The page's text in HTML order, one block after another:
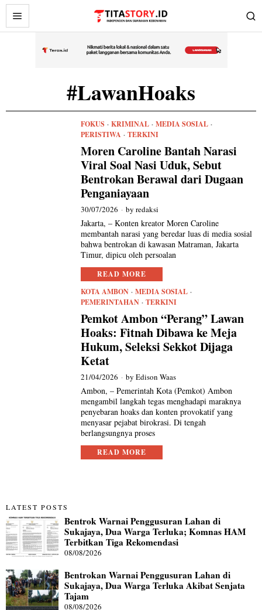
#LawanHoaks
FOKUS · KRIMINAL · MEDIA SOSIAL ·
PERISTIWA · TERKINI
Moren Caroline Bantah Narasi
Viral Soal Nasi Uduk, Sebut
Bentrokan Berawal dari Dugaan
Penganiayaan
30/07/2026 byredaksi
Jakarta, – Konten kreator Moren Caroline
membantah narasi yang beredar luas di media sosial
bahwa bentrokan di kawasan Matraman, Jakarta
Timur, dipicu oleh persoalan
READ MORE
KOTA AMBON · MEDIA SOSIAL ·
PEMERINTAHAN · TERKINI
Pemkot Ambon “Perang” Lawan
Hoaks: Fitnah Dibawa ke Meja
Hukum, Seleksi Sekkot Dijaga
Ketat
21/04/2026 byEdison Waas
Ambon, – Pemerintah Kota (Pemkot) Ambon
mengambil langkah tegas menghadapi maraknya
penyebaran hoaks dan konten provokatif yang
menyasar pejabat birokrasi. Di tengah
berlangsungnya proses
READ MORE
LATEST POSTS
Bentrok Warnai Penggusuran Lahan di
Sukajaya, Dua Warga Terluka; Komnas HAM
Terbitkan Tiga Rekomendasi
08/08/2026
Bentrokan Warnai Penggusuran Lahan di
Sukajaya, Dua Warga Terluka Akibat Senjata
Tajam
08/08/2026